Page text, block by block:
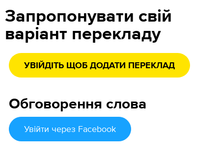
Запропонувати свій
варіант перекладу
УВІЙДІТЬ ЩОБ ДОДАТИ ПЕРЕКЛАД
Обговорення слова
Увійти через Facebook